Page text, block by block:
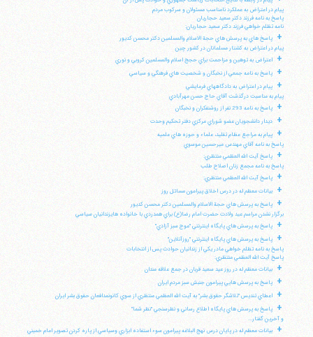
پيام در اعتراض به عملكرد نامناسب مسئولان و سركوب مردم
پاسخ به نامه فرزند دكتر سعيد حجاريان
نامه تظلم خواهي فرزند دكتر سعيد حجاريان:
+
پاسخ هاي به پرسش هاي حجة الاسلام والمسلمين دكتر محسن كديور
پيام در اعتراض به كشتار مسلمانان در كشور چين
+ اعتراض به توهين و مزاحمت براي حجج اسلام والمسلمين كروبي و نوري
+ پاسخ به نامه جمعي از نخبگان و شخصيت هاي فرهنگي و سياسي
+
پيام در اعتراض به دادگاههاي فرمايشي
پيام به مناسبت درگذشت آقاي حاج حسن مهرآبادي
+ پاسخ به نامه 293 نفر از روشنفكران و نخبگان
+ ديدار دانشجويان عضو شوراي مركزي دفتر تحكيم وحدت
+
پيام به مراجع عظام تقليد، علماء و حوزه هاي علميه
پاسخ به نامه آقاي مهندس ميرحسين موسوي
+
پاسخ آيت الله العظمي منتظري:
پاسخ به نامه مجمع زنان اصلاح طلب
+ پاسخ آيت الله العظمي منتظري:
+ بيانات معظم له در درس اخلاق پيرامون مسائل روز
+
پاسخ به پرسش هاي حجة الاسلام والمسلمين دكتر محسن كديور
برگزار نشدن مراسم عيد ولادت حضرت امام رضا(ع) براي همدردي با خانواده هايزندانيان سياسي
+ پاسخ به پرسش هاي پايگاه اينترنتي "موج سبز آزادي"
+
پاسخ به پرسش هاي پايگاه اينترنتي "روزآنلاين"
پاسخ به نامه تظلم خواهي مادر يكي از زندانيان حوادث پس از انتخابات
پاسخ آيت الله العظمي منتظري:
+ بيانات معظم له در روز عيد سعيد قربان در جمع علاقه مندان
+ پاسخ به پرسش هايي پيرامون جنبش سبز مردم ايران
+ اعطاي تنديس "تلاشگر حقوق بشر" به آيت الله العظمي منتظري از سوي كانونمدافعان حقوق بشر ايران
+
پاسخ به پرسش هاي پايگاه اطلاع رساني و نظرسنجي "نظر شما"
و آخرين گفتار...
+ بيانات معظم له در پايان درس نهج البلاغه پيرامون سوء استفاده ابزاري وسياسي از پاره كردن تصوير امام خميني